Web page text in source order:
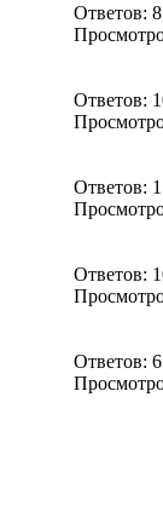
Ответов: 8
Ответов:
Ответов:
Ответов:
Ответов: 6